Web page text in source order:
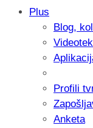
Plus
Blog,
Profili
Anketa